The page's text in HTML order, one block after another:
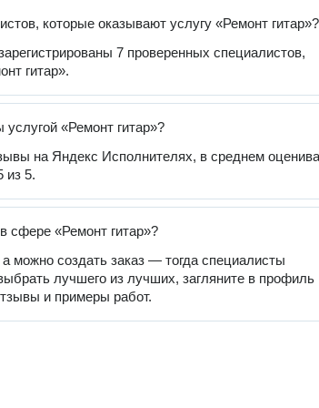
которые оказывают услугу «Ремонт гитар»?
7 проверенных специалистов,
гитар».
«Ремонт гитар»?
на Яндекс Исполнителях, в среднем
из 5.
сфере «Ремонт гитар»?
можно создать заказ — тогда специалисты
лучшего из лучших, загляните в профиль
и примеры работ.